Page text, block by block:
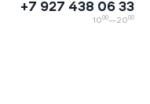
+7 927 438 06 33
1000—2000